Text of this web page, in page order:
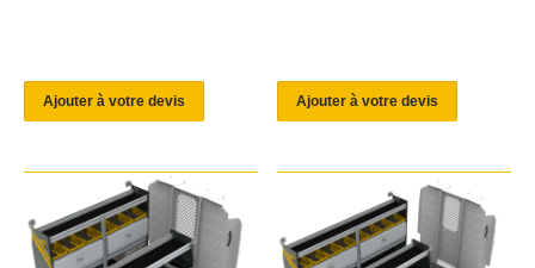
Ajouter à votre devis Ajouter à votre devis